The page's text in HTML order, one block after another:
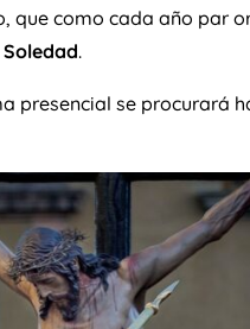
que como cada año par
.
presencial se procurará